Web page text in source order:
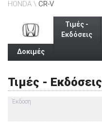
Καινούρια
HONDA CR-V
Τιμές -
Εκδόσεις
Δοκιμές
Τιμές - Εκδόσεις
Έκδοση